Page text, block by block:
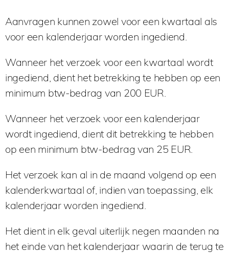
Aanvragen kunnen zowel voor een kwartaal als
voor een kalenderjaar worden ingediend.
Wanneer het verzoek voor een kwartaal wordt
ingediend, dient het betrekking te hebben op een
minimum btw-bedrag van 200 EUR.
Wanneer het verzoek voor een kalenderjaar
wordt ingediend, dient dit betrekking te hebben
op een minimum btw-bedrag van 25 EUR.
Het verzoek kan al in de maand volgend op een
kalenderkwartaal of, indien van toepassing, elk
kalenderjaar worden ingediend.
Het dient in elk geval uiterlijk negen maanden na
het einde van het kalenderjaar waarin de terug te